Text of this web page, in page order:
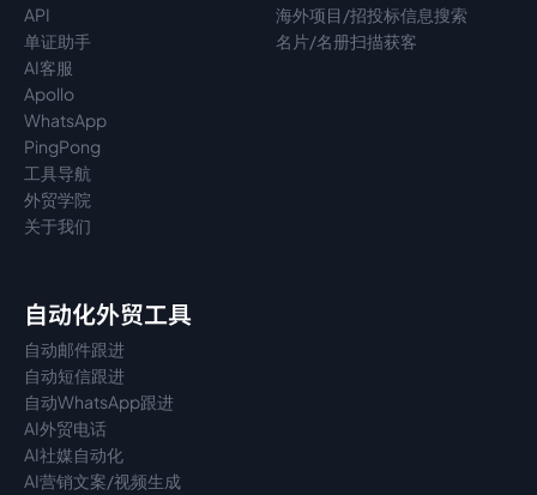
API
单证助手
AI客服
Apollo
WhatsApp
PingPong
工具导航
外贸学院
关于我们
海外项目/招投标信息搜索
名片/名册扫描获客
自动化外贸工具
自动邮件跟进
自动短信跟进
自动WhatsApp跟进
AI外贸电话
AI社媒自动化
AI营销文案/视频生成